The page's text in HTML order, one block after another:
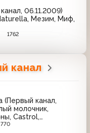
06.11.2009)
Мезим, Миф,
1762
канал
(Первый канал,
молочник,
Castrol,
Сам Самыч,
770